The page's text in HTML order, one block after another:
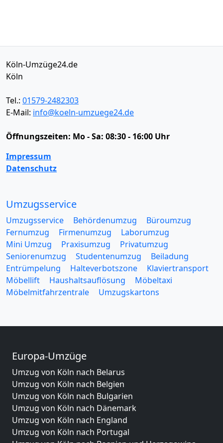
Köln-Umzüge24.de
Köln
Tel.: 01579-2482303
E-Mail: info@koeln-umzuege24.de
Öffnungszeiten: Mo - Sa: 08:30 - 16:00 Uhr
Impressum
Datenschutz
Umzugsservice
Umzugsservice Behördenumzug
Büroumzug
Fernumzug
Firmenumzug
Laborumzug
Mini Umzug
Praxisumzug
Privatumzug
Seniorenumzug
Studentenumzug
Beiladung
Entrümpelung
Halteverbotszone
Klaviertransport
Möbellift
Haushaltsauflösung
Möbeltaxi
Möbelmitfahrzentrale
Umzugskartons
Europa-Umzüge
Umzug von Köln nach Belarus
Umzug von Köln nach Belgien
Umzug von Köln nach Bulgarien
Umzug von Köln nach Dänemark
Umzug von Köln nach England
Umzug von Köln nach Portugal